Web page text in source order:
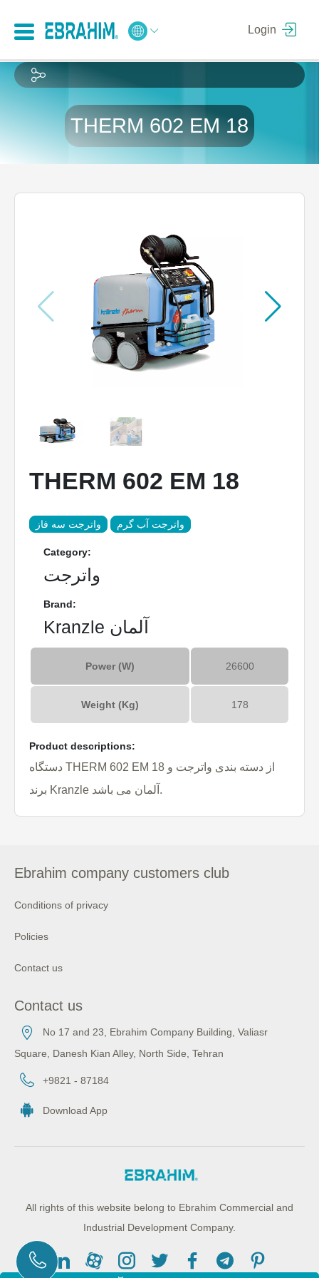
Login
THERM 602 EM 18
THERM 602 EM 18
واترجت سه فاز واترجت آب گرم
Category:
واترجت
Brand:
Kranzle آلمان
Power (W) 26600
Weight (Kg) 178
Product descriptions:
دستگاه THERM 602 EM 18 از دسته بندی واترجت و
برند Kranzle آلمان می باشد.
Ebrahim company customers club
Conditions of privacy
Policies
Contact us
Contact us
No 17 and 23, Ebrahim Company Building, Valiasr
Square, Danesh Kian Alley, North Side, Tehran
+9821 - 87184
Download App
All rights of this website belong to Ebrahim Commercial and
Industrial Development Company.